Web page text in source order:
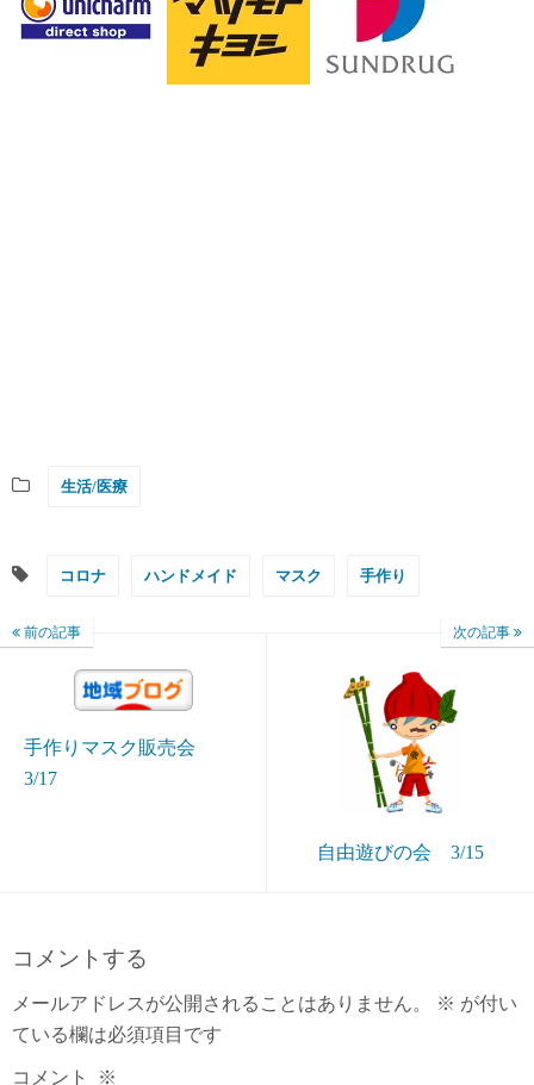
生活/医療
コロナ ハンドメイド マスク 手作り
前の記事
手作りマスク販売会
3/17
次の記事
自由遊びの会 3/15
コメントする
メールアドレスが公開されることはありません。 ※ が付い
ている欄は必須項目です
コメント ※